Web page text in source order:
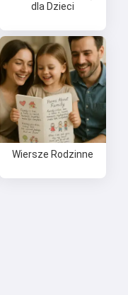
dla Dzieci
Wiersze Rodzinne